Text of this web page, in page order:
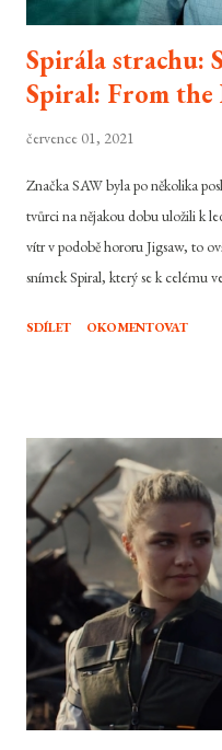
Spirála strachu:
Spiral: From the
července 01, 2021
Značka SAW byla po několika
tvůrci na nějakou dobu uložili k
vítr v podobě hororu Jigsaw, to
snímek Spiral, který se k celému
jiného a celý odkaz původní
SDÍLET OKOMENTOVAT